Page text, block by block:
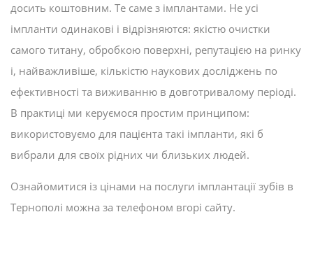
досить коштовним. Те саме з імплантами. Не усі
імпланти одинакові і відрізняются: якістю очистки
самого титану, обробкою поверхні, репутацією на ринку
і, найважливіше, кількістю наукових досліджень по
ефективності та виживанню в довготривалому періоді.
В практиці ми керуємося простим принципом:
використовуємо для пацієнта такі імпланти, які б
вибрали для своїх рідних чи близьких людей.
Ознайомитися із цінами на послуги імплантації зубів в
Тернополі можна за телефоном вгорі сайту.